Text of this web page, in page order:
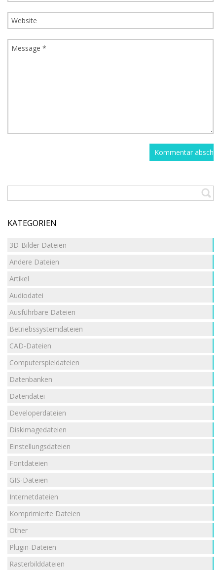
KATEGORIEN
3D-Bilder Dateien
Andere Dateien
Artikel
Audiodatei
Ausführbare Dateien
Betriebssystemdateien
CAD-Dateien
Computerspieldateien
Datenbanken
Datendatei
Developerdateien
Diskimagedateien
Einstellungsdateien
Fontdateien
GIS-Dateien
Internetdateien
Komprimierte Dateien
Other
Plugin-Dateien
Rasterbilddateien